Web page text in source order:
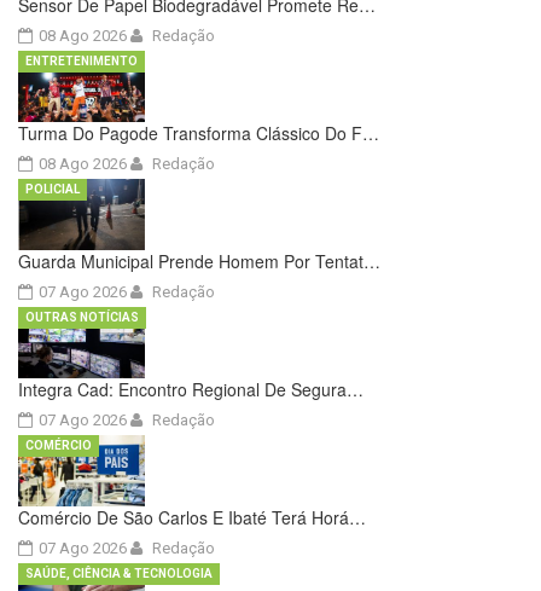
08 Ago 2026 Redação
Turma Do Pagode Transforma Clássico Do F…
08 Ago 2026
ENTRETENIMENTO
Redação
Guarda Municipal Prende Homem Por Tentat…
07 Ago 2026
POLICIAL
Redação
Integra Cad: Encontro Regional De Segura…
07 Ago 2026
OUTRAS NOTÍCIAS
Redação
Comércio De São Carlos E Ibaté Terá Horá…
07 Ago 2026
COMÉRCIO
Redação
SAÚDE, CIÊNCIA & TECNOLOGIA